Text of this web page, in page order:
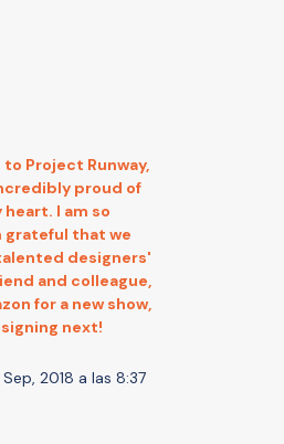
Project Runway,
proud of
I am so
grateful that we
designers'
and colleague,
for a new show,
next!
Sep, 2018 a las 8:37